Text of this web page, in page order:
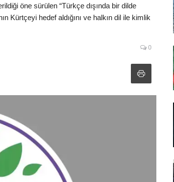
öne sürülen “Türkçe dışında bir dilde
Kürtçeyi hedef aldığını ve halkın dil ile kimlik
0